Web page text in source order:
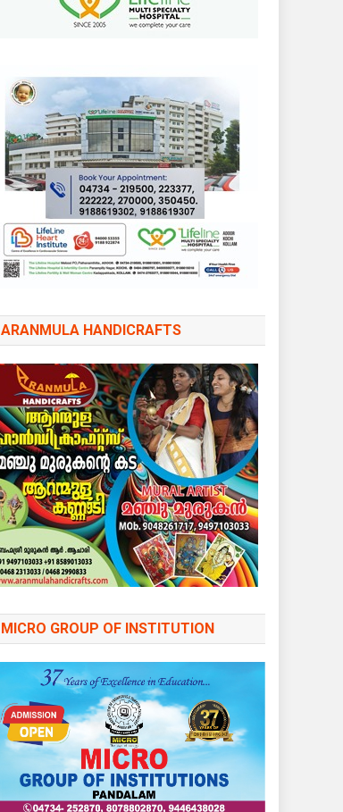
ARANMULA HANDICRAFTS
MICRO GROUP OF INSTITUTION